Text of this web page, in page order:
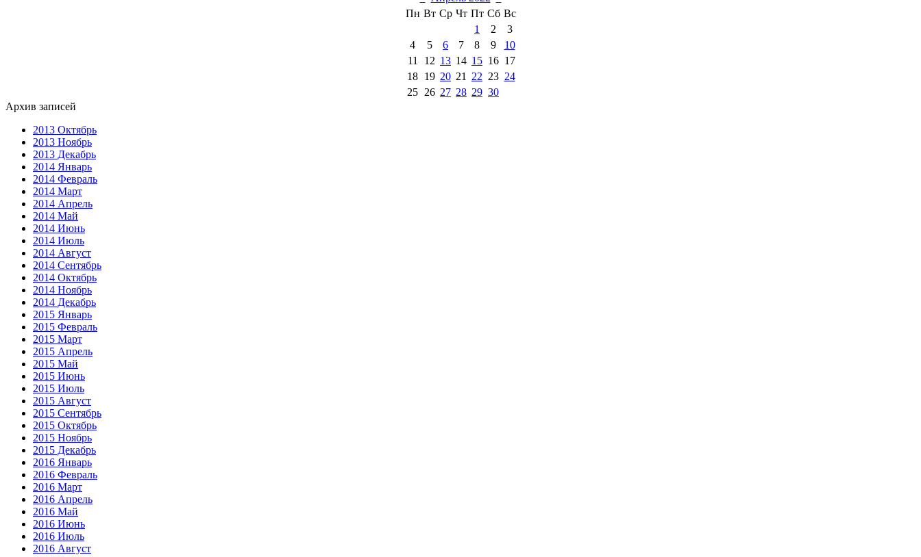
Пн Вт Ср Чт Пт Сб Вс
1
2
3
4
5 6 7 8 9
10
11
12 13 14 15 16 17
18 19 20 21 22 23 24
25 26 27 28 29 30
Архив записей
2013 Октябрь
2013 Ноябрь
2013 Декабрь
2014 Январь
2014 Февраль
2014 Март
2014 Апрель
2014 Май
2014 Июнь
2014 Июль
2014 Август
2014 Сентябрь
2014 Октябрь
2014 Ноябрь
2014 Декабрь
2015 Январь
2015 Февраль
2015 Март
2015 Апрель
2015 Май
2015 Июнь
2015 Июль
2015 Август
2015 Сентябрь
2015 Октябрь
2015 Ноябрь
2015 Декабрь
2016 Январь
2016 Февраль
2016 Март
2016 Апрель
2016 Май
2016 Июнь
2016 Июль
2016 Август